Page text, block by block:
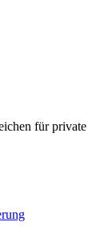
für private